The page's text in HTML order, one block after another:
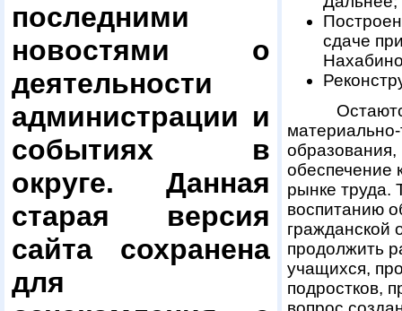
последними
новостями о
деятельности
администрации и
событиях в
округе. Данная
старая версия
сайта сохранена
для
сдаче
Остаются
образования,
обеспечение
рынке труда.
воспитанию
гражданской
продолжить
учащихся,
подростков,